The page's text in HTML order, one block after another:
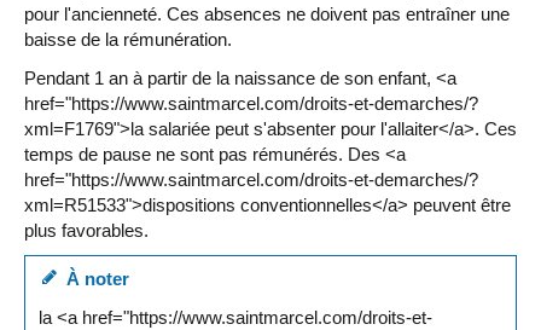
pour l'ancienneté. Ces absences ne doivent pas entraîner une
baisse de la rémunération.
Pendant 1 an à partir de la naissance de son enfant, <a
href="https://www.saintmarcel.com/droits-et-demarches/?
xml=F1769">la salariée peut s'absenter pour l'allaiter</a>. Ces
temps de pause ne sont pas rémunérés. Des <a
href="https://www.saintmarcel.com/droits-et-demarches/?
xml=R51533">dispositions conventionnelles</a> peuvent être
plus favorables.
À noter
la <a href="https://www.saintmarcel.com/droits-et-